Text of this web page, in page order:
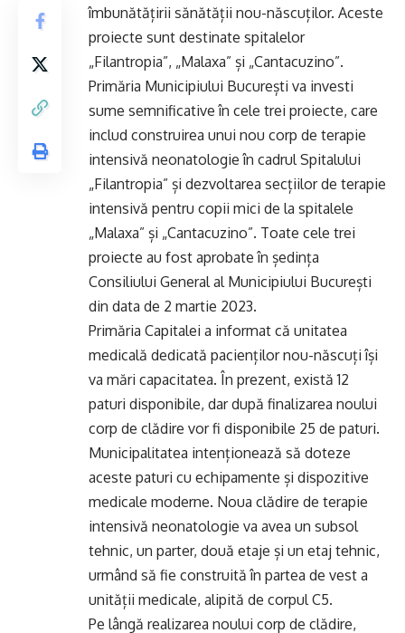
îmbunătățirii sănătății nou-născuților. Aceste
proiecte sunt destinate spitalelor
„Filantropia”, „Malaxa” și „Cantacuzino”.
Primăria Municipiului București va investi
sume semnificative în cele trei proiecte, care
includ construirea unui nou corp de terapie
intensivă neonatologie în cadrul Spitalului
„Filantropia” și dezvoltarea secțiilor de terapie
intensivă pentru copii mici de la spitalele
„Malaxa” și „Cantacuzino”. Toate cele trei
proiecte au fost aprobate în ședința
Consiliului General al Municipiului București
din data de 2 martie 2023.
Primăria Capitalei a informat că unitatea
medicală dedicată pacienților nou-născuți își
va mări capacitatea. În prezent, există 12
paturi disponibile, dar după finalizarea noului
corp de clădire vor fi disponibile 25 de paturi.
Municipalitatea intenționează să doteze
aceste paturi cu echipamente și dispozitive
medicale moderne. Noua clădire de terapie
intensivă neonatologie va avea un subsol
tehnic, un parter, două etaje și un etaj tehnic,
urmând să fie construită în partea de vest a
unității medicale, alipită de corpul C5.
Pe lângă realizarea noului corp de clădire,